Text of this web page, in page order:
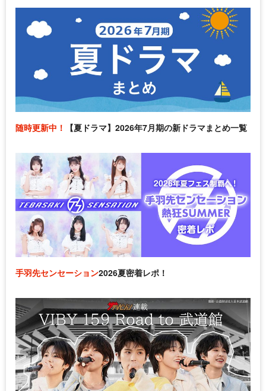
随時更新中！ 【夏ドラマ】2026年7月期の新ドラマまとめ一覧
手羽先センセーション2026夏密着レポ！